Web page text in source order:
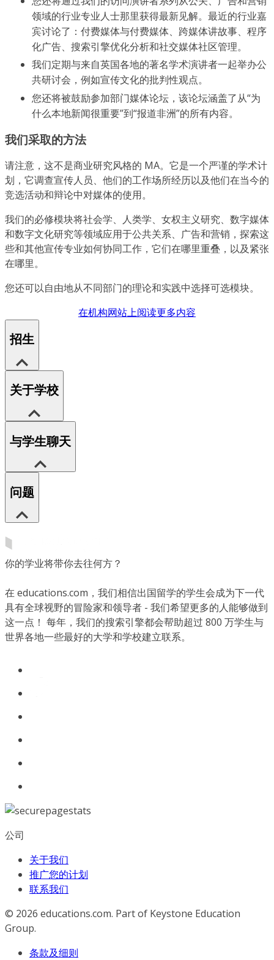
领域的行业专业人士那里获得最新见解。最近的行业嘉
宾讨论了：付费媒体与付费媒体、跨媒体讲故事、程序
化广告、搜索引擎优化分析和社交媒体社区管理。
我们定期与来自英国各地的著名学术演讲者一起举办公
共研讨会，例如宣传文化的批判性观点。
您还将被鼓励参加部门媒体论坛，该论坛涵盖了从“为
什么本地新闻很重要”到“报道非洲”的所有内容。
我们采取的方法
请注意，这不是商业研究风格的 MA。它是一个严谨的学术计
划，它调查宣传人员、他们的工作场所经历以及他们在当今的
竞选活动和辩论中对媒体的使用。
我们的必修模块将社会学、人类学、女权主义研究、数字媒体
和数字文化研究等领域应用于公共关系、广告和营销，探索这
些和其他宣传专业如何协同工作，它们在哪里重叠，以及紧张
在哪里。
您还可以自由地从不同部门的理论和实践中选择可选模块。
在机构网站上阅读更多内容
招生
关于学校
与学生聊天
问题
你的学业将带你去往何方？
在 educations.com，我们相信出国留学的学生会成为下一代
具有全球视野的冒险家和领导者 - 我们希望更多的人能够做到
这一点！ 每年，我们的搜索引擎都会帮助超过 800 万学生与
世界各地一些最好的大学和学校建立联系。
公司
关于我们
推广您的计划
联系我们
© 2026 educations.com. Part of Keystone Education
Group.
条款及细则